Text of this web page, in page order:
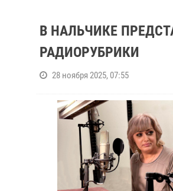
В НАЛЬЧИКЕ
РАДИОРУБРИКИ
28 ноября 2025, 07:55